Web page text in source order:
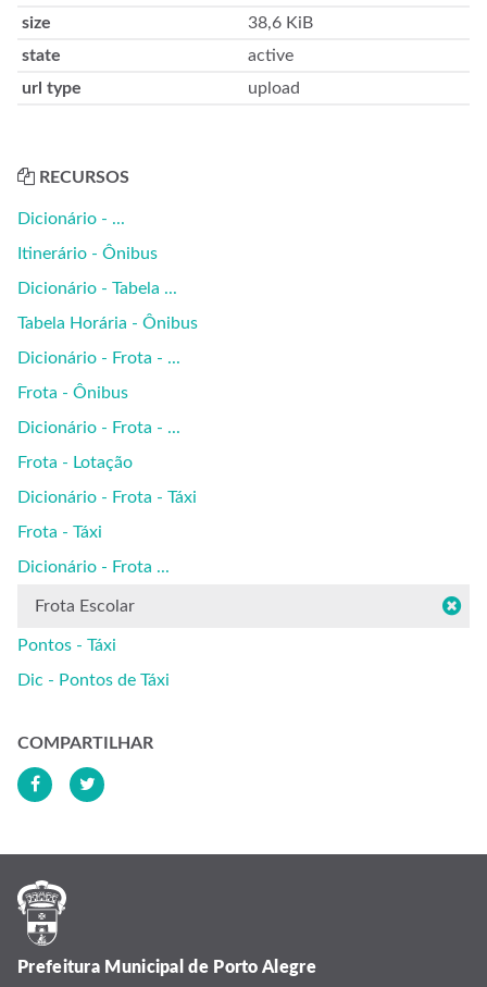
size
38,6 KiB
state
active
url type
upload
RECURSOS
Dicionário - ...
Itinerário - Ônibus
Dicionário - Tabela ...
Tabela Horária - Ônibus
Dicionário - Frota - ...
Frota - Ônibus
Dicionário - Frota - ...
Frota - Lotação
Dicionário - Frota - Táxi
Frota - Táxi
Dicionário - Frota ...
Frota Escolar
Pontos - Táxi
Dic - Pontos de Táxi
COMPARTILHAR
Prefeitura Municipal de Porto Alegre